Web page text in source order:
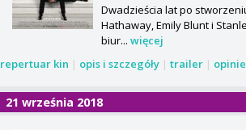
Dwadzieścia lat po
Hathaway, Emily Blunt i
biur...więcej
repertuar kin | opis i szczegóły |trailer | opinie
21 września 2018